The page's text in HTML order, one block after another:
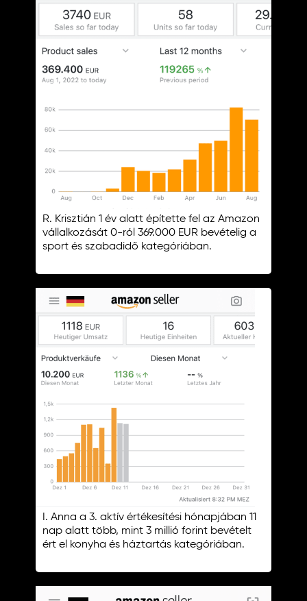
R. Krisztián 1 év alatt építette fel az Amazon
vállalkozását 0-ról 369.000 EUR bevételig a
sport és szabadidő kategóriában.
I. Anna a 3. aktív értékesítési hónapjában 11
nap alatt több, mint 3 millió forint bevételt
ért el konyha és háztartás kategóriában.